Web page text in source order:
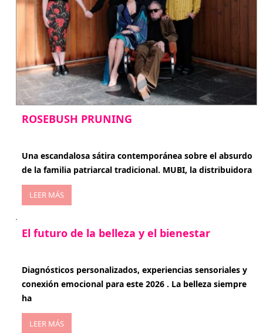
ROSEBUSH PRUNING
Una escandalosa sátira contemporánea sobre el absurdo
de la familia patriarcal tradicional. MUBI, la distribuidora
LEER MÁS
El futuro de la belleza y el bienestar
Diagnósticos personalizados, experiencias sensoriales y
conexión emocional para este 2026 . La belleza siempre
ha
LEER MÁS